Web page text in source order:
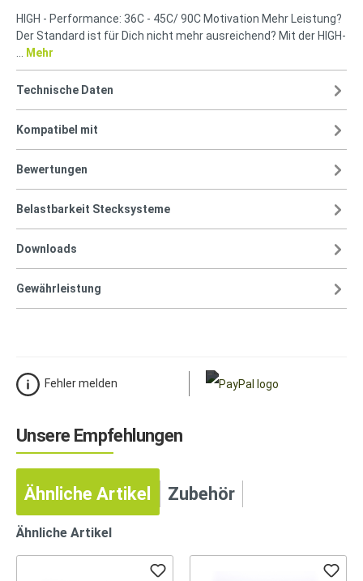
HIGH - Performance: 36C - 45C/ 90C Motivation Mehr Leistung?
Der Standard ist für Dich nicht mehr ausreichend? Mit der HIGH-
Mehr
Technische Daten
Kompatibel mit
Bewertungen
Belastbarkeit Stecksysteme
Downloads
Gewährleistung
Fehler melden
Unsere Empfehlungen
Ähnliche Artikel Zubehör
Ähnliche Artikel